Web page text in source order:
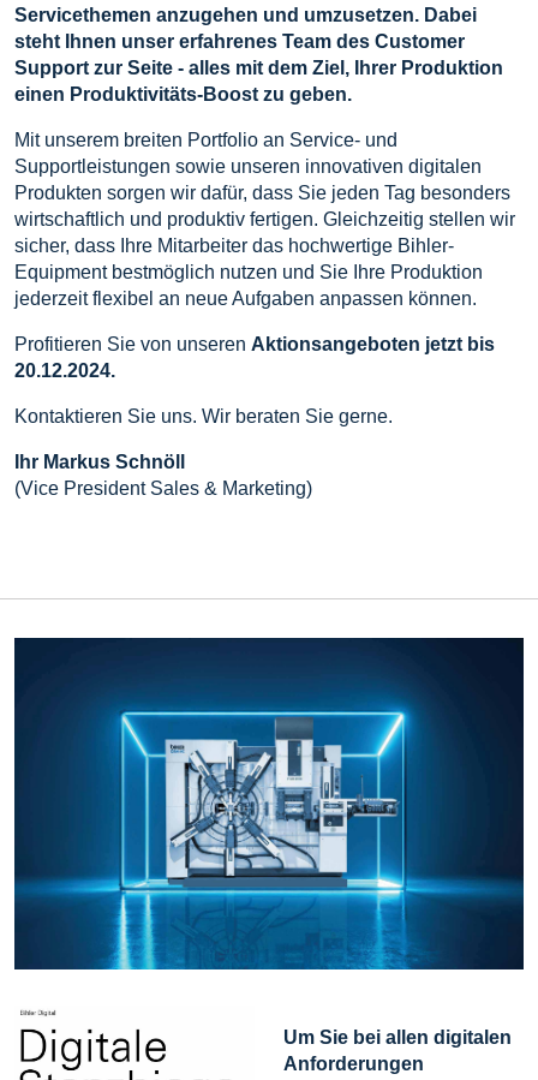
Servicethemen anzugehen und umzusetzen. Dabei
steht Ihnen unser erfahrenes Team des Customer
Support zur Seite - alles mit dem Ziel, Ihrer Produktion
einen Produktivitäts-Boost zu geben.
Mit unserem breiten Portfolio an Service- und
Supportleistungen sowie unseren innovativen digitalen
Produkten sorgen wir dafür, dass Sie jeden Tag besonders
wirtschaftlich und produktiv fertigen. Gleichzeitig stellen wir
sicher, dass Ihre Mitarbeiter das hochwertige Bihler-
Equipment bestmöglich nutzen und Sie Ihre Produktion
jederzeit flexibel an neue Aufgaben anpassen können.
Profitieren Sie von unseren Aktionsangeboten jetzt bis
20.12.2024.
Kontaktieren Sie uns. Wir beraten Sie gerne.
Ihr Markus Schnöll
(Vice President Sales & Marketing)
Um Sie bei allen digitalen
Anforderungen